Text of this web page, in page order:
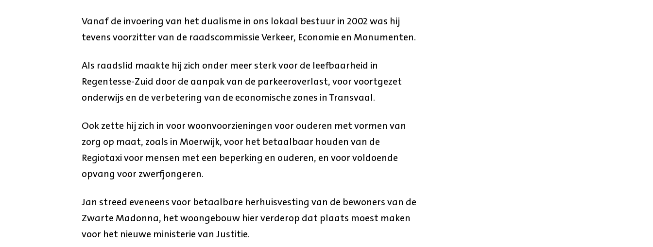
Vanaf de invoering van het dualisme in ons lokaal bestuur in 2002 was hij
tevens voorzitter van de raadscommissie Verkeer, Economie en Monumenten.
Als raadslid maakte hij zich onder meer sterk voor de leefbaarheid in
Regentesse-Zuid door de aanpak van de parkeeroverlast, voor voortgezet
onderwijs en de verbetering van de economische zones in Transvaal.
Ook zette hij zich in voor woonvoorzieningen voor ouderen met vormen van
zorg op maat, zoals in Moerwijk, voor het betaalbaar houden van de
Regiotaxi voor mensen met een beperking en ouderen, en voor voldoende
opvang voor zwerfjongeren.
Jan streed eveneens voor betaalbare herhuisvesting van de bewoners van de
Zwarte Madonna, het woongebouw hier verderop dat plaats moest maken
voor het nieuwe ministerie van Justitie.